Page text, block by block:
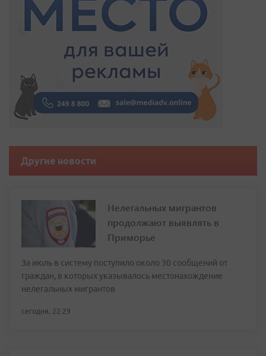
Другие новости
Нелегальных мигрантов
продолжают выявлять в
Приморье
За июль в систему поступило около 30 сообщений от
граждан, в которых указывалось местонахождение
нелегальных мигрантов
сегодня, 22:29